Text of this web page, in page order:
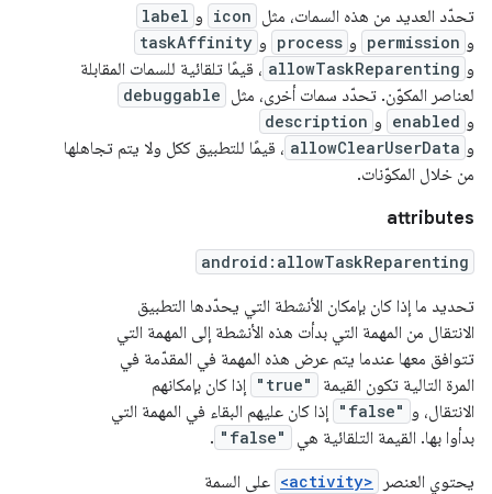
تحدّد العديد من هذه السمات، مثل icon و label
و permission و process و taskAffinity
و allowTaskReparenting ، قيمًا تلقائية للسمات المقابلة
لعناصر المكوّن. تحدّد سمات أخرى، مثل debuggable
و enabled و description
و allowClearUserData ، قيمًا للتطبيق ككل ولا يتم تجاهلها
من خلال المكوّنات.
attributes
android:allowTaskReparenting
تحديد ما إذا كان بإمكان الأنشطة التي يحدّدها التطبيق
الانتقال من المهمة التي بدأت هذه الأنشطة إلى المهمة التي
تتوافق معها عندما يتم عرض هذه المهمة في المقدّمة في
المرة التالية تكون القيمة
"true"
إذا كان بإمكانهم
الانتقال، و "false"
إذا كان عليهم البقاء في المهمة التي
بدأوا بها. القيمة التلقائية هي
"false"
.
يحتوي العنصر
<activity> على السمة